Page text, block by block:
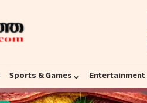
Sports & Games Entertainment